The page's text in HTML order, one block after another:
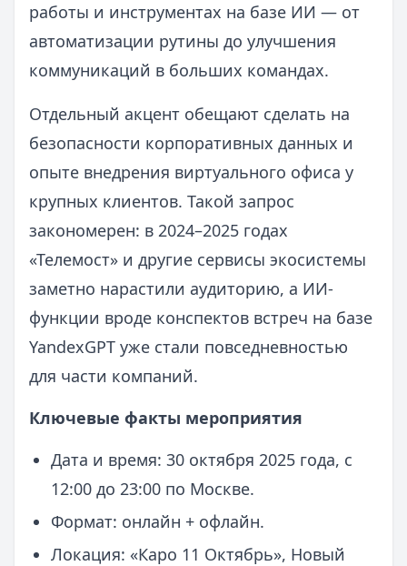
работы и инструментах на базе ИИ — от
автоматизации рутины до улучшения
коммуникаций в больших командах.
Отдельный акцент обещают сделать на
безопасности корпоративных данных и
опыте внедрения виртуального офиса у
крупных клиентов. Такой запрос
закономерен: в 2024–2025 годах
«Телемост» и другие сервисы экосистемы
заметно нарастили аудиторию, а ИИ-
функции вроде конспектов встреч на базе
YandexGPT уже стали повседневностью
для части компаний.
Ключевые факты мероприятия
Дата и время: 30 октября 2025 года, с
12:00 до 23:00 по Москве.
Формат: онлайн + офлайн.
Локация: «Каро 11 Октябрь», Новый